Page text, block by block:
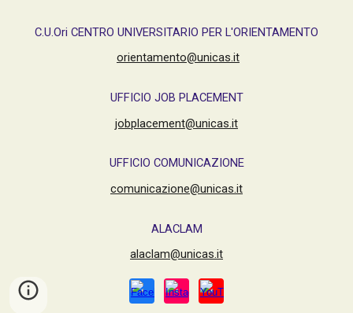
C.U.Ori CENTRO UNIVERSITARIO PER L'ORIENTAMENTO
orientamento@unicas.it
UFFICIO JOB PLACEMENT
jobplacement@unicas.it
UFFICIO COMUNICAZIONE
comunicazione@unicas.it
ALACLAM
alaclam@unicas.it